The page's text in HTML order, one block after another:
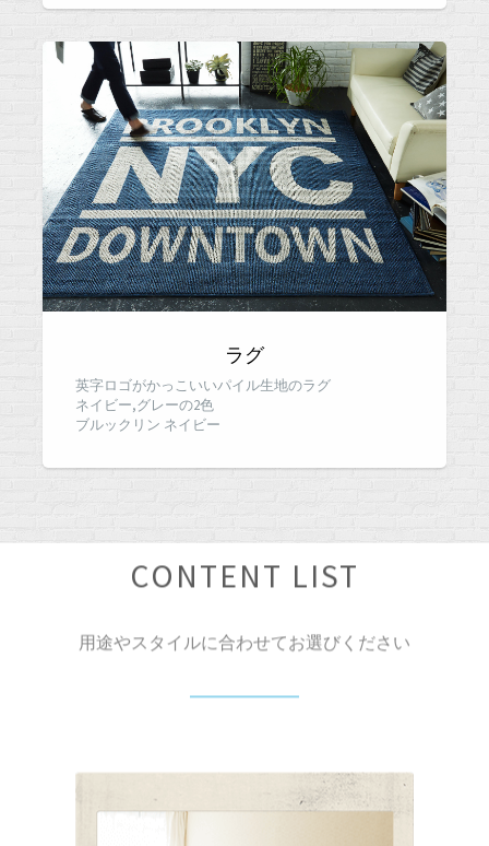
ラグ
英字ロゴがかっこいいパイル生地のラグ
ネイビー,グレーの2色
ブルックリン ネイビー
CONTENT LIST
用途やスタイルに合わせてお選びください